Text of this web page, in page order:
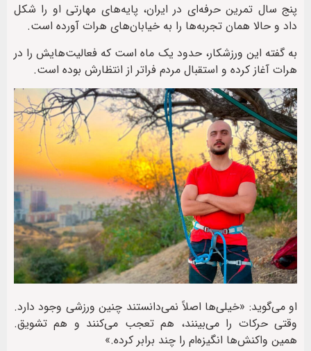
پنج سال تمرین حرفه‌ای در ایران، پایه‌های مهارتی او را شکل
داد و حالا همان تجربه‌ها را به خیابان‌های هرات آورده است.
به گفته این ورزشکار، حدود یک ماه است که فعالیت‌هایش را در
هرات آغاز کرده و استقبال مردم فراتر از انتظارش بوده است.
او می‌گوید: «خیلی‌ها اصلاً نمی‌دانستند چنین ورزشی وجود دارد.
وقتی حرکات را می‌بینند، هم تعجب می‌کنند و هم تشویق.
همین واکنش‌ها انگیزه‌ام را چند برابر کرده.»